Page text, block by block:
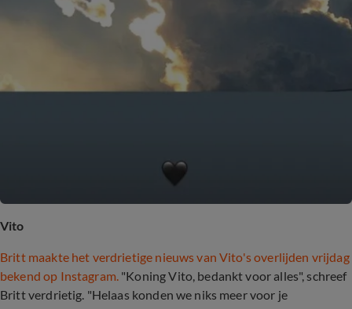
Vito
Britt maakte het verdrietige nieuws van Vito's overlijden vrijdag
bekend op Instagram. "Koning Vito, bedankt voor alles", schreef
Britt verdrietig. "Helaas konden we niks meer voor je